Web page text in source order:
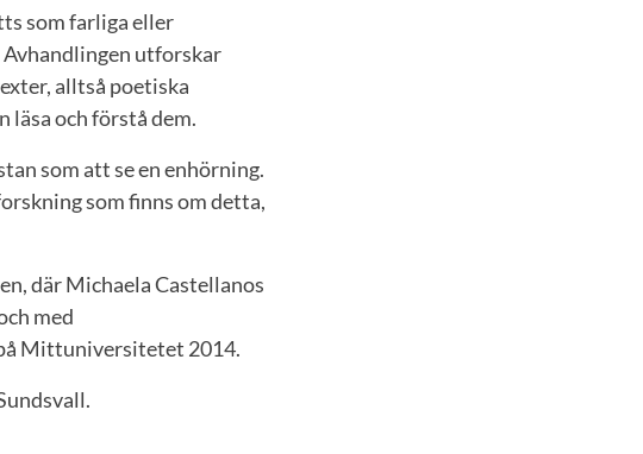
som farliga eller
utforskar
alltså poetiska
läsa och förstå dem.
som att se en enhörning.
som finns om detta,
där Michaela Castellanos
med
Mittuniversitetet 2014.